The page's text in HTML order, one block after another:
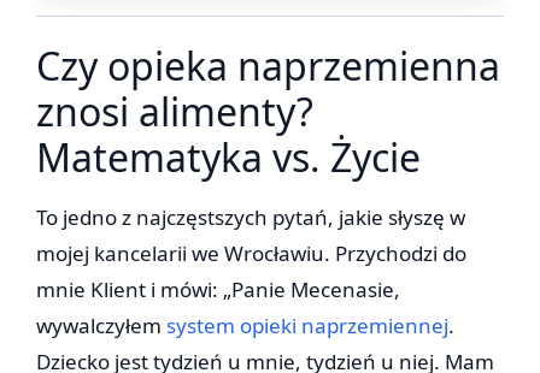
Czy opieka naprzemienna
znosi alimenty?
Matematyka vs. Życie
To jedno z najczęstszych pytań, jakie słyszę w
mojej kancelarii we Wrocławiu. Przychodzi do
mnie Klient i mówi: „Panie Mecenasie,
wywalczyłem system opieki naprzemiennej.
Dziecko jest tydzień u mnie, tydzień u niej. Mam